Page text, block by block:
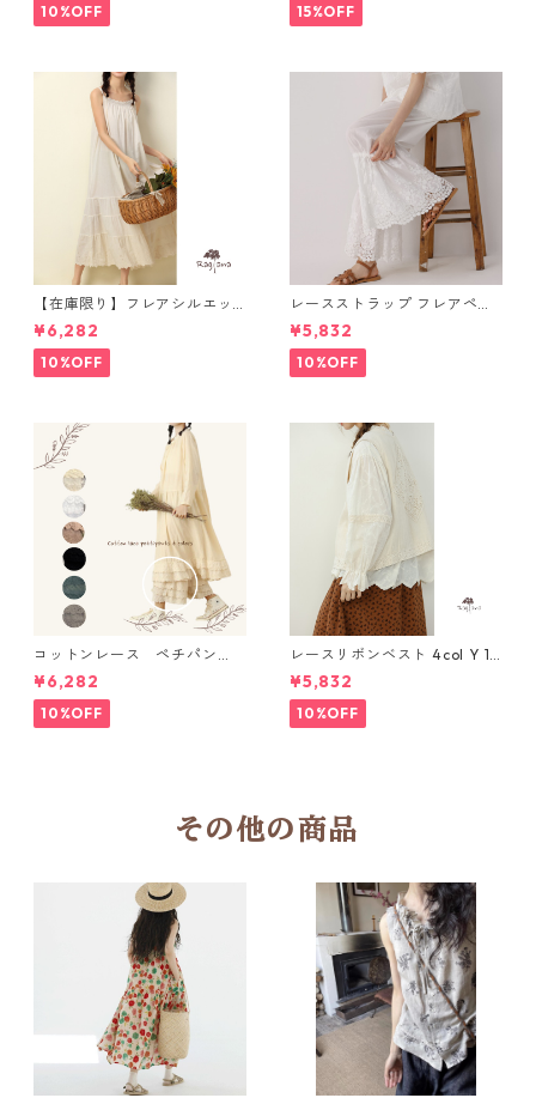
10%OFF 15%OFF
【在庫限り】フレアシルエッ
ト キャミワンピース 2col N
WP123
¥6,282
10%OFF
レースストラップ フレアペチ
パンツ Y 10925
¥5,832
10%OFF
コットンレース ペチパン
ツ 6 colors R2020131
¥6,282
10%OFF
レースリボンベスト 4col Y 111
15
¥5,832
10%OFF
その他の商品